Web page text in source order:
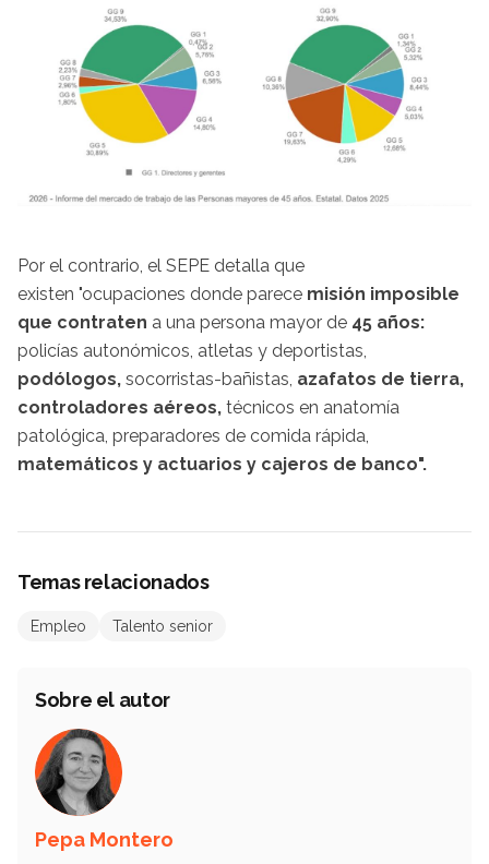
Por el contrario, el SEPE detalla que
existen "ocupaciones donde parece misión imposible
que contraten a una persona mayor de 45 años:
policías autonómicos, atletas y deportistas,
podólogos, socorristas-bañistas, azafatos de tierra,
controladores aéreos, técnicos en anatomía
patológica, preparadores de comida rápida,
matemáticos y actuarios y cajeros de banco".
Temas relacionados
Empleo Talento senior
Sobre el autor
Pepa Montero